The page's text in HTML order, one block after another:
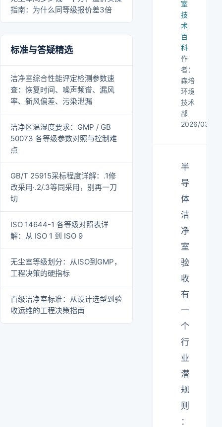
指南：为什么同等级报价差3倍
标准与答疑精选
洁净室综合性能评定检测参数速
查：恢复时间、噪声频谱、漏风
率、新风偏差、污染泄漏
洁净区温湿度要求：GMP / GB
50073 各等级参数对照与控制难
点
GB/T 25915采标程度详解：.1修
改采用·.2/.3等同采用，别再一刀
切
ISO 14644-1 各等级对照表详
解：从 ISO 1 到 ISO 9
无尘室等级划分：从ISO到GMP，
工程决策的硬指标
百级洁净室标准：从设计选型到验
收运维的工程决策指南
室
技
术
百
科
作
者：
森培
环境
技术
部
2026/03/13
半
导
体
洁
净
室
验
收
有
一
个
行
业
潜
规
则
：